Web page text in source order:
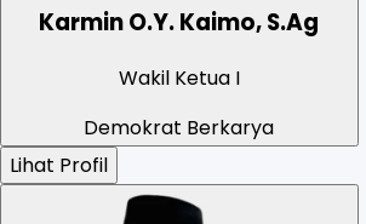
Karmin O.Y. Kaimo, S.Ag
Wakil Ketua I
Demokrat Berkarya
Lihat Profil